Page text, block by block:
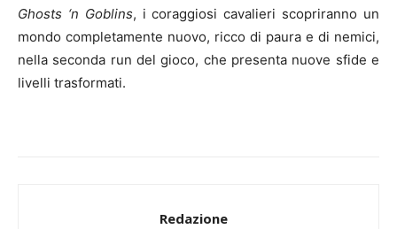
Ghosts ‘n Goblins, i coraggiosi cavalieri scopriranno un
mondo completamente nuovo, ricco di paura e di nemici,
nella seconda run del gioco, che presenta nuove sfide e
livelli trasformati.
Redazione